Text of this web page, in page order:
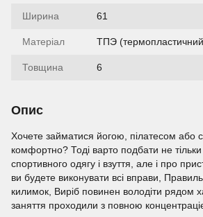
Ширина 61
Матеріал ТПЭ
Товщина 6
Опис
Хочете займатися йогою, пілатесом або
комфортно? Тоді варто подбати не
спортивного одягу і взуття, але і про
ви будете виконувати всі вправи,
килимок, Виріб повинен володіти рядом
заняття проходили з повною